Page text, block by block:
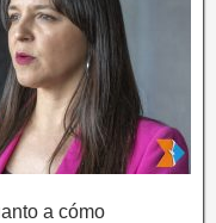
a cómo